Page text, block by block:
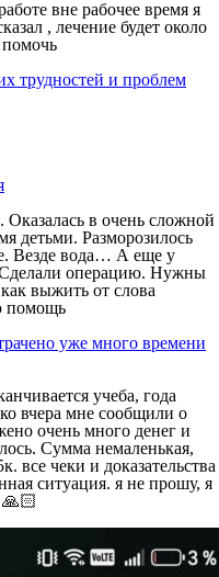
вне рабочее время я
, лечение будет около
трудностей и проблем
в очень сложной
детьми. Разморозилось
Везде вода… А еще у
Сделали операцию. Нужны
выжить от слова
помощь
уже много времени
учеба, года
вчера мне сообщили о
очень много денег и
Сумма немаленькая,
все чеки и доказательства
ситуация. я не прошу, я